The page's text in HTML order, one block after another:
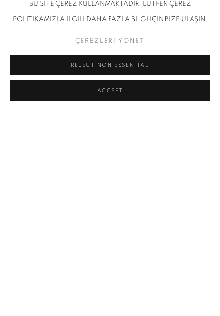
BU SİTE ÇEREZ KULLANMAKTADIR. LÜTFEN ÇEREZ
POLİTİKAMIZLA İLGİLİ DAHA FAZLA BİLGİ İÇİN BİZE ULAŞIN.
ÇEREZLERİ YÖNET
REJECT NON ESSENTIAL
ACCEPT